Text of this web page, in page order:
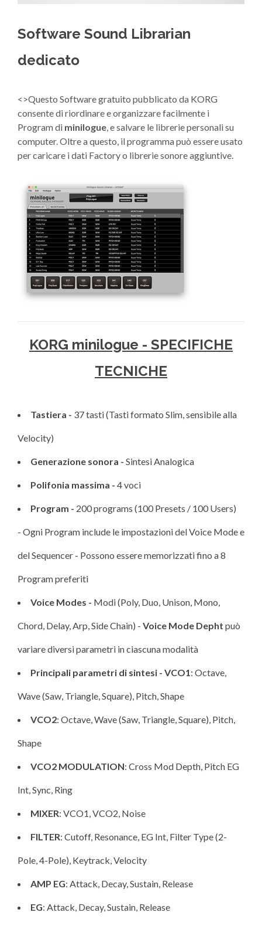
Software Sound Librarian
dedicato
<>Questo Software gratuito pubblicato da KORG
consente di riordinare e organizzare facilmente i
Program di minilogue, e salvare le librerie personali su
computer. Oltre a questo, il programma può essere usato
per caricare i dati Factory o librerie sonore aggiuntive.
KORG minilogue - SPECIFICHE
TECNICHE
Tastiera - 37 tasti (Tasti formato Slim, sensibile alla
Velocity)
Generazione sonora - Sintesi Analogica
Polifonia massima - 4 voci
Program - 200 programs (100 Presets / 100 Users)
- Ogni Program include le impostazioni del Voice Mode e
del Sequencer - Possono essere memorizzati fino a 8
Program preferiti
Voice Modes - Modi (Poly, Duo, Unison, Mono,
Chord, Delay, Arp, Side Chain) - Voice Mode Depht può
variare diversi parametri in ciascuna modalità
Principali parametri di sintesi - VCO1: Octave,
Wave (Saw, Triangle, Square), Pitch, Shape
VCO2: Octave, Wave (Saw, Triangle, Square), Pitch,
Shape
VCO2 MODULATION: Cross Mod Depth, Pitch EG
Int, Sync, Ring
MIXER: VCO1, VCO2, Noise
FILTER: Cutoff, Resonance, EG Int, Filter Type (2-
Pole, 4-Pole), Keytrack, Velocity
AMP EG: Attack, Decay, Sustain, Release
EG: Attack, Decay, Sustain, Release